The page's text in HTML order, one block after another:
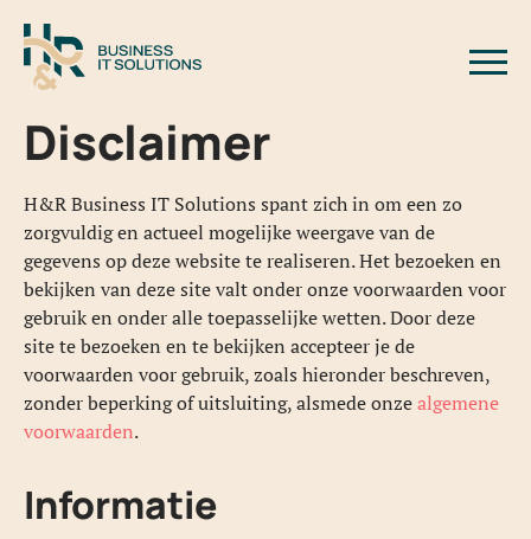
Disclaimer
H&R Business IT Solutions spant zich in om een zo
zorgvuldig en actueel mogelijke weergave van de
gegevens op deze website te realiseren. Het bezoeken en
bekijken van deze site valt onder onze voorwaarden voor
gebruik en onder alle toepasselijke wetten. Door deze
site te bezoeken en te bekijken accepteer je de
voorwaarden voor gebruik, zoals hieronder beschreven,
zonder beperking of uitsluiting, alsmede onzealgemene
voorwaarden.
Informatie